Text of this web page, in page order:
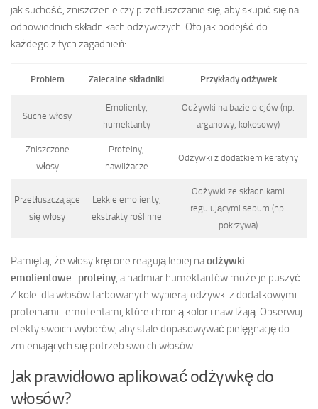
jak suchość, zniszczenie czy przetłuszczanie się, aby skupić się na
odpowiednich składnikach odżywczych. Oto jak podejść do
każdego z tych zagadnień:
Problem Zalecalne składniki Przykłady odżywek
Suche włosy
Emolienty,
humektanty
Odżywki na bazie olejów (np.
arganowy, kokosowy)
Zniszczone
włosy
Proteiny,
nawilżacze
Odżywki z dodatkiem keratyny
Przetłuszczające
się włosy
Lekkie emolienty,
ekstrakty roślinne
Odżywki ze składnikami
regulującymi sebum (np.
pokrzywa)
Pamiętaj, że włosy kręcone reagują lepiej naodżywki
emolientowe i proteiny , a nadmiar humektantów może je puszyć.
Z kolei dla włosów farbowanych wybieraj odżywki z dodatkowymi
proteinami i emolientami, które chronią kolor i nawilżają. Obserwuj
efekty swoich wyborów, aby stale dopasowywać pielęgnację do
zmieniających się potrzeb swoich włosów.
Jak prawidłowo aplikować odżywkę do
włosów?